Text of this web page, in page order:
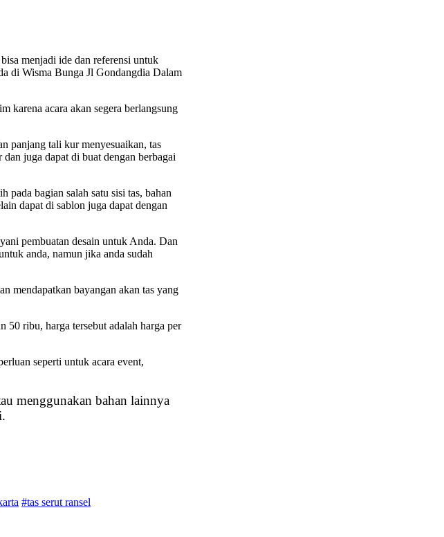
menjadi ide dan referensi untuk
di Wisma Bunga Jl Gondangdia Dalam
karena acara akan segera berlangsung
panjang tali kur menyesuaikan, tas
juga dapat di buat dengan berbagai
bagian salah satu sisi tas, bahan
dapat di sablon juga dapat dengan
pembuatan desain untuk Anda. Dan
anda, namun jika anda sudah
mendapatkan bayangan akan tas yang
50 ribu, harga tersebut adalah harga per
seperti untuk acara event,
menggunakan bahan lainnya
#tas serut ransel